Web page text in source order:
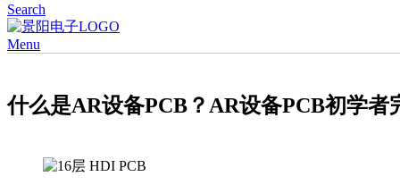
Search
Menu
什么是AR设备PCB？AR设备PCB初学者